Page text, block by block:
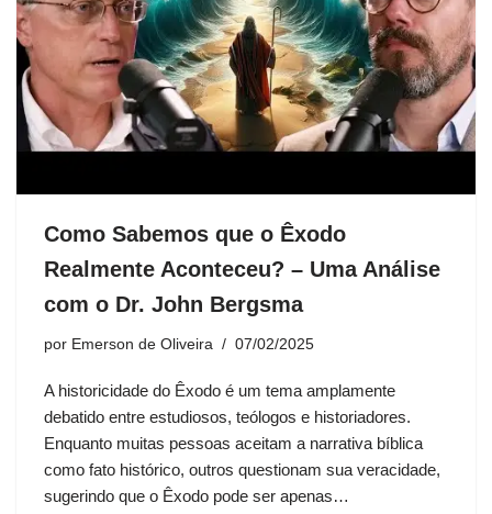
Como Sabemos que o Êxodo
Realmente Aconteceu? – Uma Análise
com o Dr. John Bergsma
por Emerson de Oliveira 07/02/2025
A historicidade do Êxodo é um tema amplamente
debatido entre estudiosos, teólogos e historiadores.
Enquanto muitas pessoas aceitam a narrativa bíblica
como fato histórico, outros questionam sua veracidade,
sugerindo que o Êxodo pode ser apenas…